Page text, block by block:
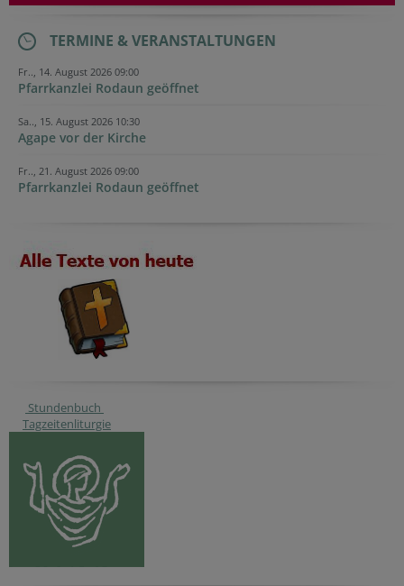
TERMINE & VERANSTALTUNGEN
Fr.., 14. August 2026 09:00
Pfarrkanzlei Rodaun geöffnet
Sa.., 15. August 2026 10:30
Agape vor der Kirche
Fr.., 21. August 2026 09:00
Pfarrkanzlei Rodaun geöffnet
Stundenbuch
Tagzeitenliturgie